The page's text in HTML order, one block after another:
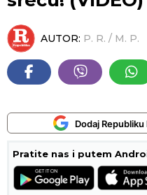
AUTOR: P. R. / M. P.
Dodaj
Pratite nas i putem